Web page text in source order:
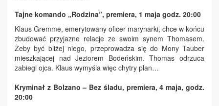
Tajne komando „Rodzina”, premiera, 1 maja godz. 20:00
Klaus Gremme, emerytowany oficer marynarki, chce w końcu
zbudować przyjazne relacje ze swoim synem Thomasem.
Żeby być bliżej niego, przeprowadza się do Mony Tauber
mieszkającej nad Jeziorem Bodeńskim. Thomas odrzuca
zabiegi ojca. Klaus wymyśla więc chytry plan…
Kryminał z Bolzano – Bez śladu, premiera, 4 maja, godz.
20:00